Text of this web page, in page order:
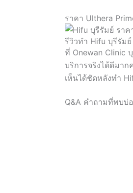
ราคา Ulthera
รีวิวทำ Hifu บุรีรัม
ที่ Onewan Clinic
บริการจริงได้ดีมา
เห็นได้ชัดหลังทำ
Q&A คำถามที่พบบ่